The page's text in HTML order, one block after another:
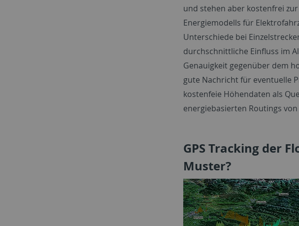
und stehen aber kostenfrei
Energiemodells für
Unterschiede bei
durchschnittliche Einfluss im
Genauigkeit gegenüber dem
gute Nachricht für eventuelle
kostenfeie Höhendaten als
energiebasierten Routings
GPS Tracking der
Muster?